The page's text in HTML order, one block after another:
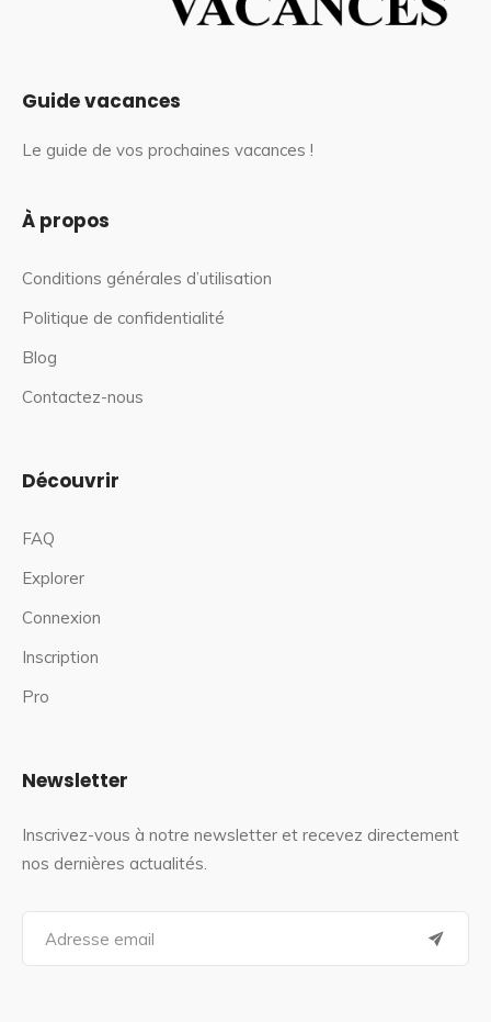
Guide vacances
Le guide de vos prochaines vacances !
À propos
Conditions générales d’utilisation
Politique de confidentialité
Blog
Contactez-nous
Découvrir
FAQ
Explorer
Connexion
Inscription
Pro
Newsletter
Inscrivez-vous à notre newsletter et recevez directement
nos dernières actualités.
a